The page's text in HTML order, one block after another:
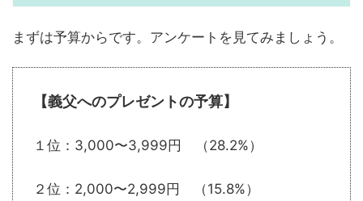
まずは予算からです。アンケートを見てみましょう。
【義父へのプレゼントの予算】
１位：3,000〜3,999円 （28.2%）
２位：2,000〜2,999円 （15.8%）